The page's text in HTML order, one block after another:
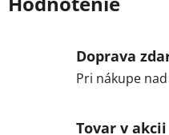
Doprava
Pri nákupe
Tovar v akcii